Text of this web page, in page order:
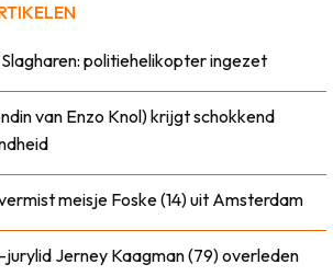
politiehelikopter ingezet
van Enzo Knol) krijgt schokkend
meisje Foske (14) uit Amsterdam
jurylid Jerney Kaagman (79) overleden